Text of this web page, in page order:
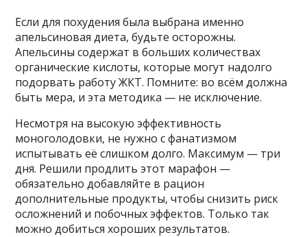
Если для похудения была выбрана именно
апельсиновая диета, будьте осторожны.
Апельсины содержат в больших количествах
органические кислоты, которые могут надолго
подорвать работу ЖКТ. Помните: во всём должна
быть мера, и эта методика — не исключение.
Несмотря на высокую эффективность
моноголодовки, не нужно с фанатизмом
испытывать её слишком долго. Максимум — три
дня. Решили продлить этот марафон —
обязательно добавляйте в рацион
дополнительные продукты, чтобы снизить риск
осложнений и побочных эффектов. Только так
можно добиться хороших результатов.